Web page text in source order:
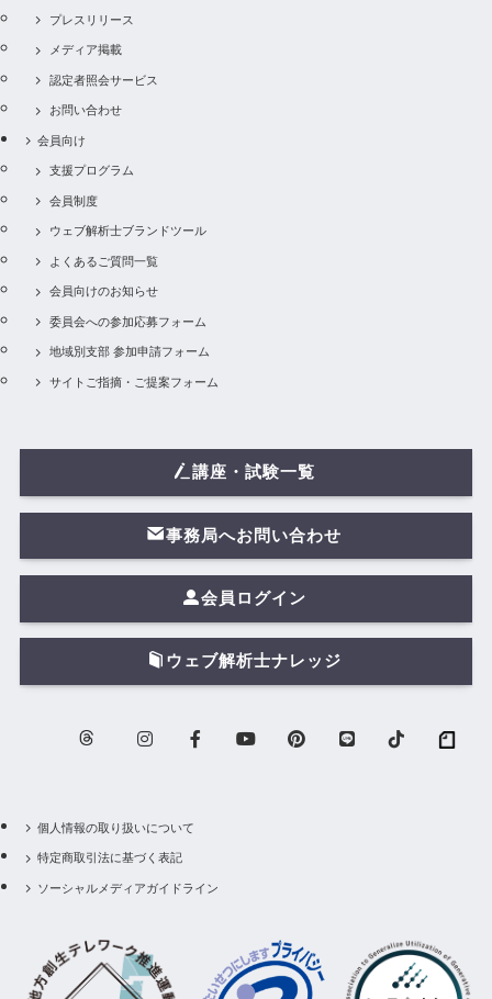
プレスリリース
メディア掲載
認定者照会サービス
お問い合わせ
会員向け
支援プログラム
会員制度
ウェブ解析士ブランドツール
よくあるご質問一覧
会員向けのお知らせ
委員会への参加応募フォーム
地域別支部 参加申請フォーム
サイトご指摘・ご提案フォーム
講座・試験一覧
事務局へお問い合わせ
会員ログイン
ウェブ解析士ナレッジ
個人情報の取り扱いについて
特定商取引法に基づく表記
ソーシャルメディアガイドライン